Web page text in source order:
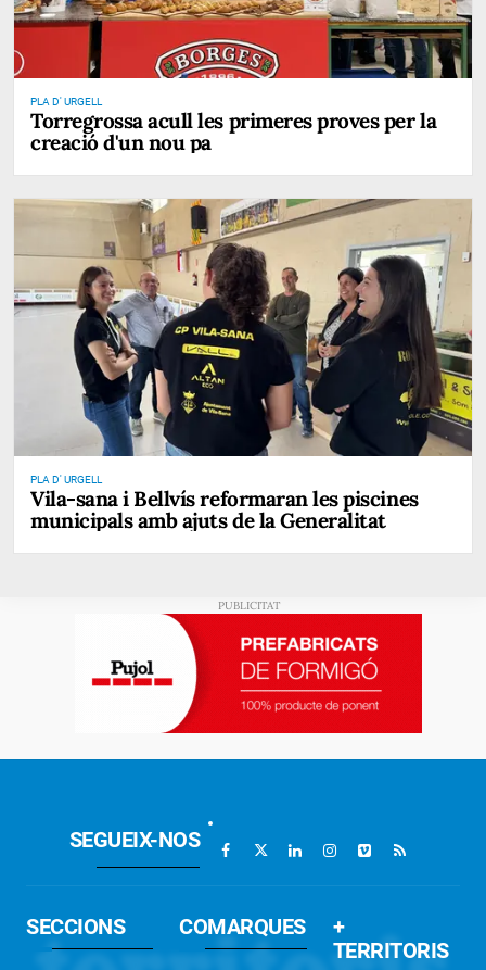
PLA D' URGELL
Torregrossa acull les primeres proves per la
creació d'un nou pa
PLA D' URGELL
Vila-sana i Bellvís reformaran les piscines
municipals amb ajuts de la Generalitat
SEGUEIX-NOS
SECCIONS COMARQUES
+
TERRITORIS